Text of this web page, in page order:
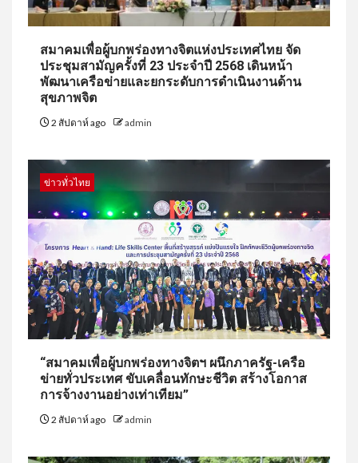
สมาคมเพื่อผู้บกพร่องทางจิตแห่งประเทศไทย จัด
ประชุมสามัญครั้งที่ 23 ประจำปี 2568 เดินหน้า
พัฒนาเครือข่ายและยกระดับการดำเนินงานด้าน
สุขภาพจิต
2 สัปดาห์ ago admin
ข่าวทั่วไทย
“สมาคมเพื่อผู้บกพร่องทางจิตฯ ผนึกภาครัฐ-เครือ
ข่ายทั่วประเทศ ขับเคลื่อนทักษะชีวิต สร้างโอกาส
การจ้างงานอย่างเท่าเทียม”
2 สัปดาห์ ago admin